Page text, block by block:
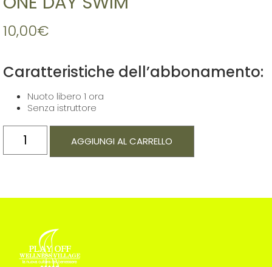
10,00€
Caratteristiche dell’abbonamento:
Nuoto libero 1 ora
Senza istruttore
AGGIUNGI AL CARRELLO